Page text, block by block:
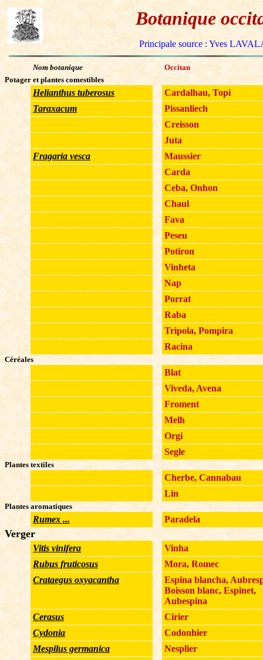
Botanique
Principale source : Yves
Nom botanique
Occitan
Potager et plantes comestibles
Helianthus tuberosus
Cardalhau, Topi
Taraxacum
Pissanliech
Creisson
Juta
Fragaria vesca
Maussier
Carda
Ceba, Onhon
Chaul
Fava
Peseu
Potiron
Vinheta
Nap
Porrat
Raba
Tripola, Pompira
Racina
Céréales
Blat
Viveda, Avena
Froment
Melh
Orgi
Segle
Plantes textiles
Cherbe, Cannabau
Lin
Plantes aromatiques
Rumex ... Paradela
Verger
Vitis vinifera
Vinha
Rubus fruticosus
Mora, Romec
Crataegus oxyacantha
Espina blancha,
Boisson blanc, Espinet,
Aubespina
Cerasus
Cirier
Cydonia
Codonhier
Mespilus germanica
Nesplier